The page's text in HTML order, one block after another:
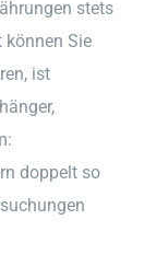
stets
können Sie
ist
doppelt so